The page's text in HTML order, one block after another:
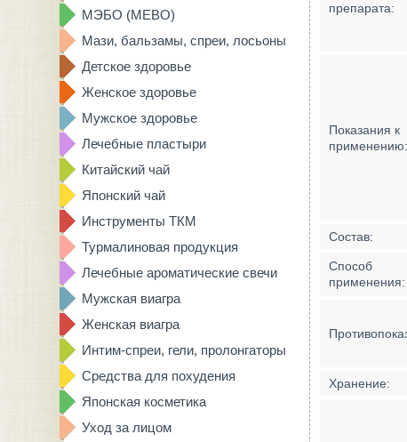
МЭБО (MEBO)
Мази, бальзамы, спреи, лосьоны
Детское здоровье
Женское здоровье
Мужское здоровье
Лечебные пластыри
Китайский чай
Японский чай
Инструменты ТКМ
Турмалиновая продукция
Лечебные ароматические свечи
Мужская виагра
Женская виагра
Интим-спреи, гели, пролонгаторы
Средства для похудения
Японская косметика
Уход за лицом
препарата:
Показания к
применению:
Состав:
Способ
применения:
Хранение: